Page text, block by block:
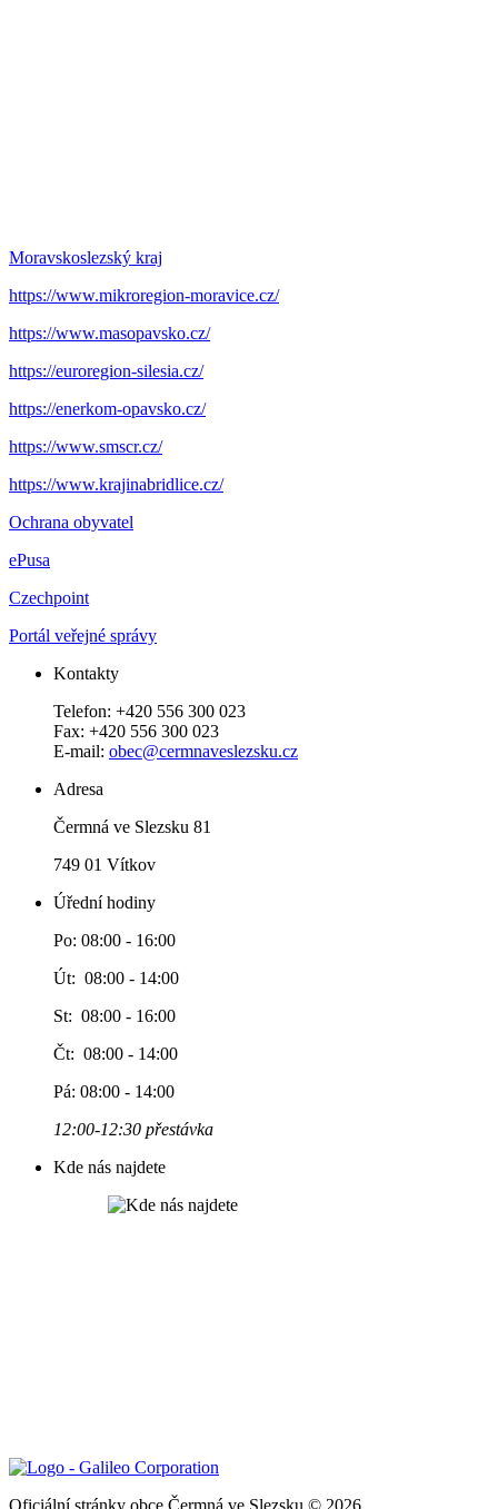
Moravskoslezský kraj
https://www.mikroregion-moravice.cz/
https://www.masopavsko.cz/
https://euroregion-silesia.cz/
https://enerkom-opavsko.cz/
https://www.smscr.cz/
https://www.krajinabridlice.cz/
Ochrana obyvatel
ePusa
Czechpoint
Portál veřejné správy
Kontakty
Telefon: +420 556 300 023
Fax: +420 556 300 023
E-mail: obec@cermnaveslezsku.cz
Adresa
Čermná ve Slezsku 81
749 01 Vítkov
Úřední hodiny
Po: 08:00 - 16:00
Út: 08:00 - 14:00
St: 08:00 - 16:00
Čt: 08:00 - 14:00
Pá: 08:00 - 14:00
12:00-12:30 přestávka
Kde nás najdete